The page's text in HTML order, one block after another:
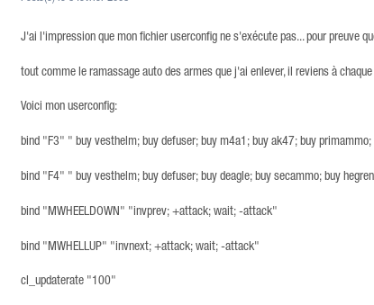
J'ai l'impression que mon fichier userconfig ne s'exécute pas... pour preuve
tout comme le ramassage auto des armes que j'ai enlever, il reviens à
Voici mon userconfig:
bind "F3" " buy vesthelm; buy defuser; buy m4a1; buy ak47; buy
bind "F4" " buy vesthelm; buy defuser; buy deagle; buy secammo; buy
bind "MWHEELDOWN" "invprev; +attack; wait; -attack"
bind "MWHELLUP" "invnext; +attack; wait; -attack"
cl_updaterate "100"